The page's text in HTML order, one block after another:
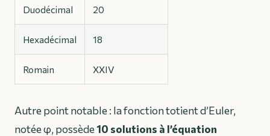
Duodécimal 20
Hexadécimal 18
Romain XXIV
Autre point notable : la fonction totient d’Euler,
notée φ, possède10 solutions à l’équation